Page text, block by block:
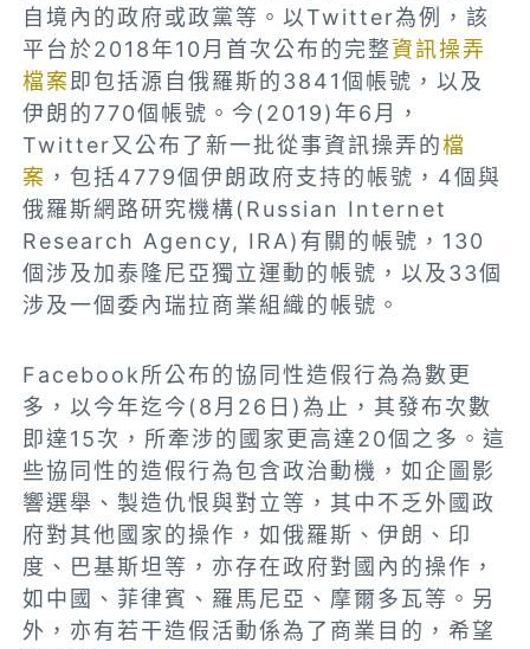
自境內的政府或政黨等。以Twitter為例，該
平台於2018年10月首次公布的完整資訊操弄
檔案即包括源自俄羅斯的3841個帳號，以及
伊朗的770個帳號。今(2019)年6月，
Twitter又公布了新一批從事資訊操弄的檔
案 ，包括4779個伊朗政府支持的帳號，4個與
俄羅斯網路研究機構(Russian Internet
Research Agency, IRA)有關的帳號，130
個涉及加泰隆尼亞獨立運動的帳號，以及33個
涉及一個委內瑞拉商業組織的帳號。
Facebook所公布的協同性造假行為為數更
多，以今年迄今(8月26日)為止，其發布次數
即達15次，所牽涉的國家更高達20個之多。這
些協同性的造假行為包含政治動機，如企圖影
響選舉、製造仇恨與對立等，其中不乏外國政
府對其他國家的操作，如俄羅斯、伊朗、印
度、巴基斯坦等，亦存在政府對國內的操作，
如中國、菲律賓、羅馬尼亞、摩爾多瓦等。另
外，亦有若干造假活動係為了商業目的，希望